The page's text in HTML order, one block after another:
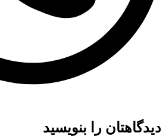
دیدگاهتان را بنویسید